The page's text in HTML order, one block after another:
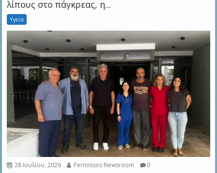
λίπους στο πάγκρεας, η...
Υγεία
28 Ιουλίου, 2026 Permissos Newsroom 0